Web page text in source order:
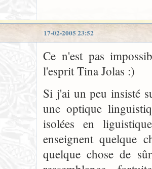
17-02-2005 23:52
Ce n'est pas
l'esprit Tina Jolas :)
Si j'ai un peu insisté
une optique
isolées en
enseignent
quelque chose de